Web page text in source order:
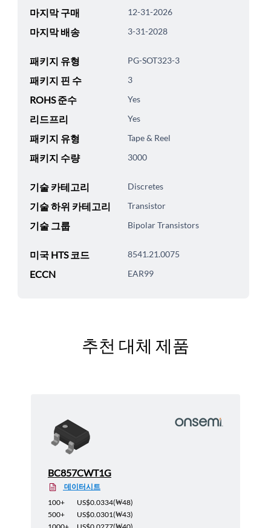
마지막 구매 12-31-2026
마지막 배송 3-31-2028
패키지 유형 PG-SOT323-3
패키지 핀 수 3
ROHS 준수 Yes
리드프리 Yes
패키지 유형 Tape & Reel
패키지 수량 3000
기술 카테고리 Discretes
기술 하위 카테고리 Transistor
기술 그룹 Bipolar Transistors
미국 HTS 코드 8541.21.0075
ECCN EAR99
추천 대체 제품
BC857CWT1G
데이터시트
100+
US$0.0334(₩48)
500+
US$0.0301(₩43)